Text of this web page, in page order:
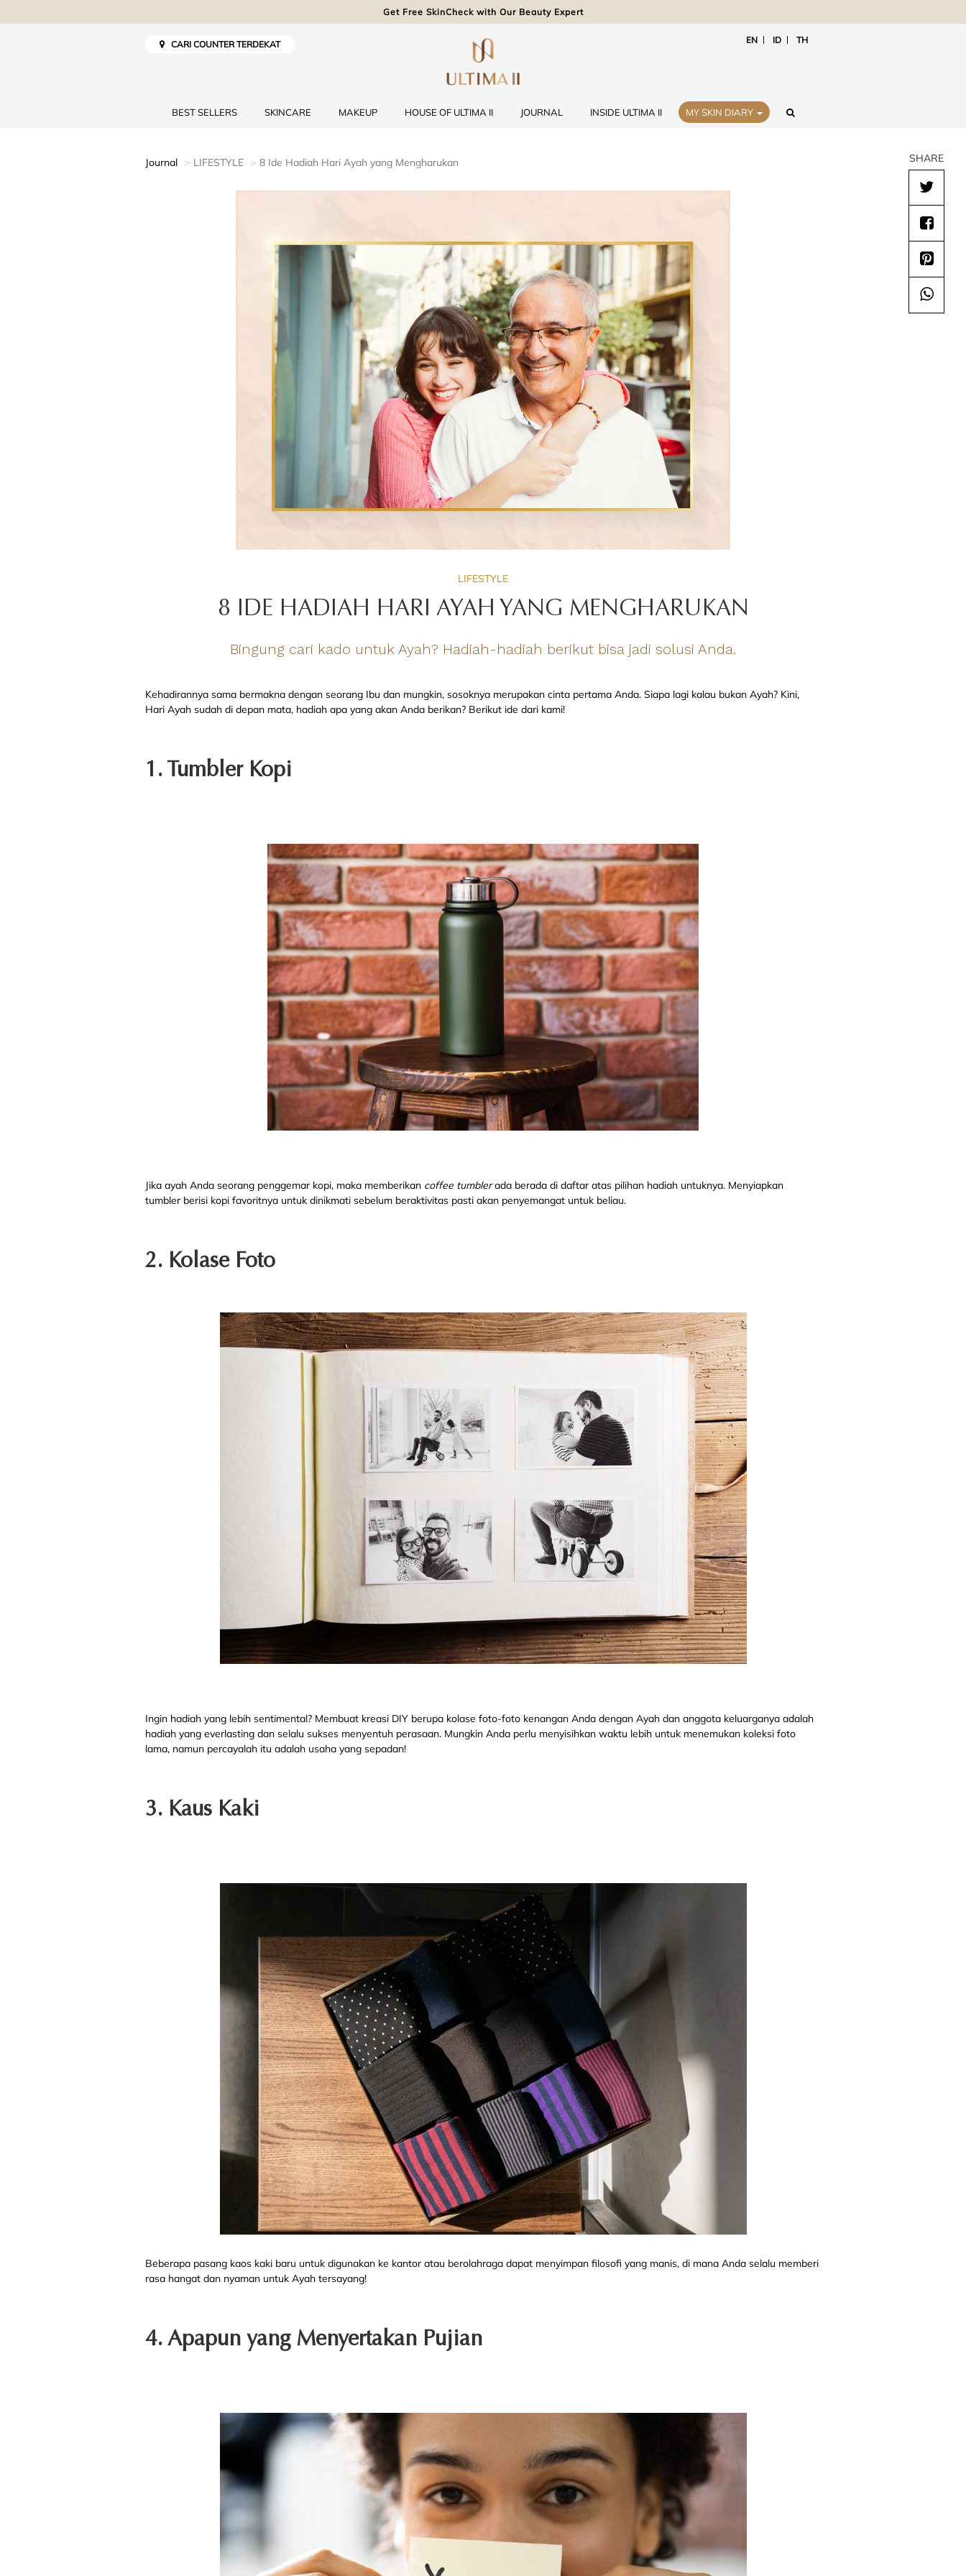
Get Free SkinCheck with Our Beauty Expert
CARI COUNTER TERDEKAT EN ID TH
BEST SELLERS SKINCARE MAKEUP HOUSE OF ULTIMA II JOURNAL INSIDE ULTIMA II MY SKIN DIARY
Journal LIFESTYLE 8 Ide Hadiah Hari Ayah yang Mengharukan
LIFESTYLE
8 IDE HADIAH HARI AYAH YANG MENGHARUKAN
Bingung cari kado untuk Ayah? Hadiah-hadiah berikut bisa jadi solusi Anda.
Kehadirannya sama bermakna dengan seorang Ibu dan mungkin, sosoknya merupakan cinta pertama Anda. Siapa lagi kalau bukan Ayah? Kini,
Hari Ayah sudah di depan mata, hadiah apa yang akan Anda berikan? Berikut ide dari kami!
1. Tumbler Kopi
Jika ayah Anda seorang penggemar kopi, maka memberikan coffee tumblerada berada di daftar atas pilihan hadiah untuknya. Menyiapkan
tumbler berisi kopi favoritnya untuk dinikmati sebelum beraktivitas pasti akan penyemangat untuk beliau.
2. Kolase Foto
Ingin hadiah yang lebih sentimental? Membuat kreasi DIY berupa kolase foto-foto kenangan Anda dengan Ayah dan anggota keluarganya adalah
hadiah yang everlasting dan selalu sukses menyentuh perasaan. Mungkin Anda perlu menyisihkan waktu lebih untuk menemukan koleksi foto
lama, namun percayalah itu adalah usaha yang sepadan!
3. Kaus Kaki
Beberapa pasang kaos kaki baru untuk digunakan ke kantor atau berolahraga dapat menyimpan filosofi yang manis, di mana Anda selalu memberi
rasa hangat dan nyaman untuk Ayah tersayang!
4. Apapun yang Menyertakan Pujian
SHARE